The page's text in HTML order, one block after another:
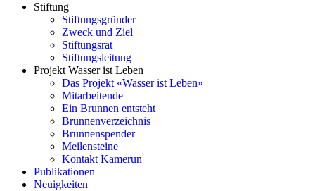
Stiftung
Stiftungsgründer
Zweck und Ziel
Stiftungsrat
Stiftungsleitung
Projekt Wasser ist Leben
Das Projekt «Wasser ist Leben»
Mitarbeitende
Ein Brunnen entsteht
Brunnenverzeichnis
Brunnenspender
Meilensteine
Kontakt Kamerun
Publikationen
Neuigkeiten